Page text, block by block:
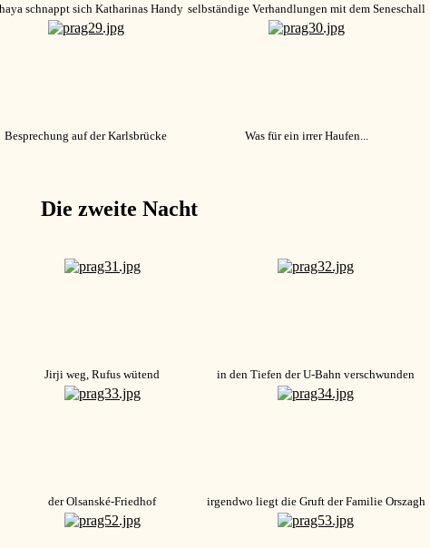
schnappt sich Katharinas Handy selbständige Verhandlungen mit dem Seneschall
Besprechung auf der Karlsbrücke Was für ein irrer Haufen...
Die zweite Nacht
Jirji weg, Rufus wütend in den Tiefen der U-Bahn verschwunden
der Olsanské-Friedhof irgendwo liegt die Gruft der Familie Orszagh